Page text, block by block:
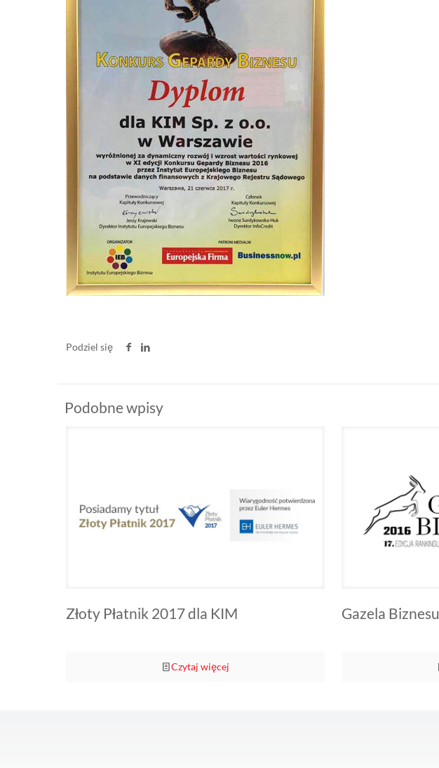
Podziel się
Podobne wpisy
Złoty Płatnik 2017 dla KIM
Czytaj więcej
Gazela